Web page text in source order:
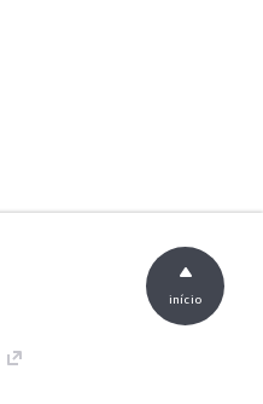
início